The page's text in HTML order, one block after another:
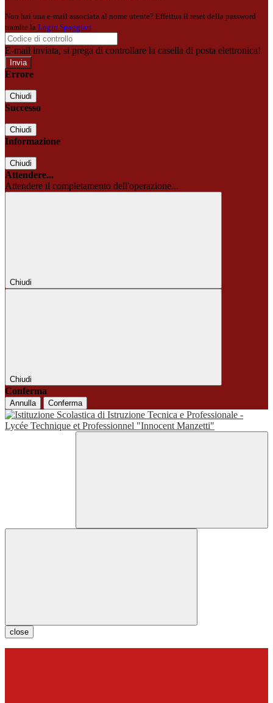
Non hai una e-mail associata al nome utente? Effettua il reset della password
tramite la Login Spaggiari
E-mail inviata, si prega di controllare la casella di posta elettronica!
Errore
Chiudi
Successo
Chiudi
Informazione
Chiudi
Attendere...
Attendere il completamento dell'operazione...
Chiudi
Chiudi
Conferma
Annulla Conferma
close